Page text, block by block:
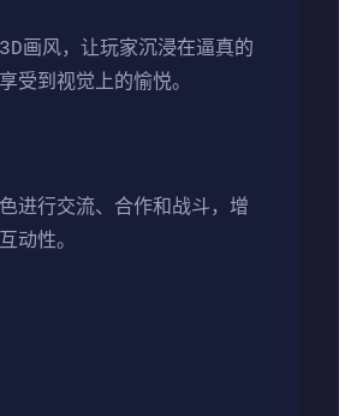
画风，让玩家沉浸在逼真的
受到视觉上的愉悦。
进行交流、合作和战斗，增
动性。